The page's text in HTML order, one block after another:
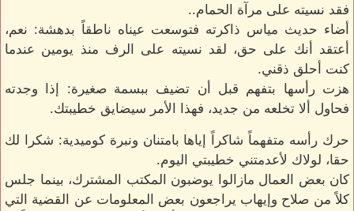
فقد نسيته على مرآة الحمام..
أضاء حديث مياس ذاكرته فتوسعت عيناه ناطقاً بدهشة: نعم،
أعتقد أنك على حق، لقد نسيته على الرف منذ يومين عندما
كنت أحلق ذقني.
هزت رأسها بتفهم قبل أن تضيف ببسمة صغيرة: إذا وجدته
فحاول ألا تخلعه من جديد، فهذا الأمر سيضايق خطيبتك.
حرك رأسه متفهماً شاكراً إياها بامتنان ونبرة كوميدية: شكرا لك
حقا، لولاك لأعدمتني خطيبتي اليوم.
كان بعض العمال مازالوا يوضبون المكتب المشترك، بينما جلس
كلاً من صلاح وإيهاب يراجعون بعض المعلومات عن القضية التي